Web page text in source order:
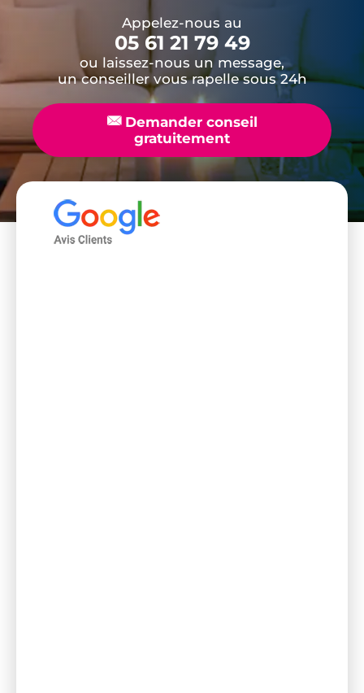
Appelez-nous au
05 61 21 79 49
ou laissez-nous un message,
un conseiller vous rapelle sous 24h
📧Demander conseil
gratuitement